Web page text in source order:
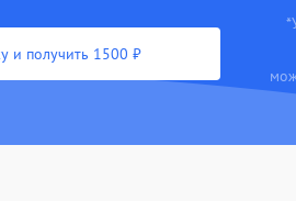
и получить 1500 ₽